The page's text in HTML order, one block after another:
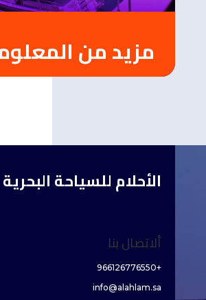
مزيد من
الأحلام للسياحة البحرية
ألاتصال بنا
+966126776550
info@alahlam.sa